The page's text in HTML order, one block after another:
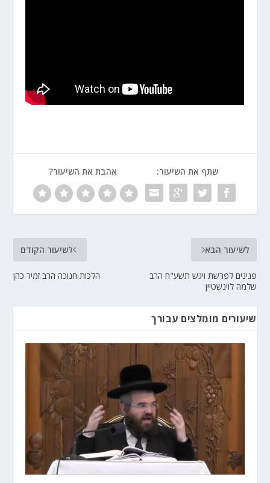
שתף את השיעור: אהבת את השיעור?
לשיעור הקודם
הלכות חנוכה הרב זמיר כהן
לשיעור הבא
פנינים לפרשת ויגש תשע"ח הרב
שלמה לוינשטיין
שיעורים מומלצים עבורך